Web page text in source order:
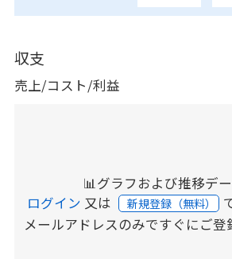
収支
売上/コスト/利益
📊グラフおよび推移デ
ログイン 又は 新規登録（無料）
メールアドレスのみですぐにご登